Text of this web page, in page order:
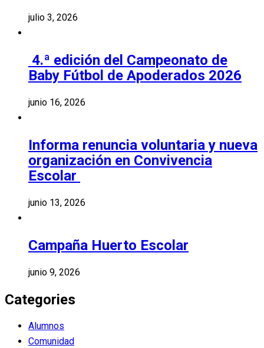
julio 3, 2026
4.ª edición del Campeonato de
Baby Fútbol de Apoderados 2026
junio 16, 2026
Informa renuncia voluntaria y nueva
organización en Convivencia
Escolar
junio 13, 2026
Campaña Huerto Escolar
junio 9, 2026
Categories
Alumnos
Comunidad